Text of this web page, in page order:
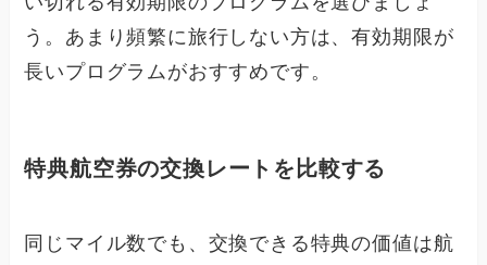
う。あまり頻繁に旅行しない方は、有効期限が
長いプログラムがおすすめです。
特典航空券の交換レートを比較する
同じマイル数でも、交換できる特典の価値は航